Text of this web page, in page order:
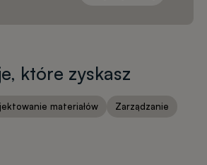
które zyskasz
materiałów Zarządzanie